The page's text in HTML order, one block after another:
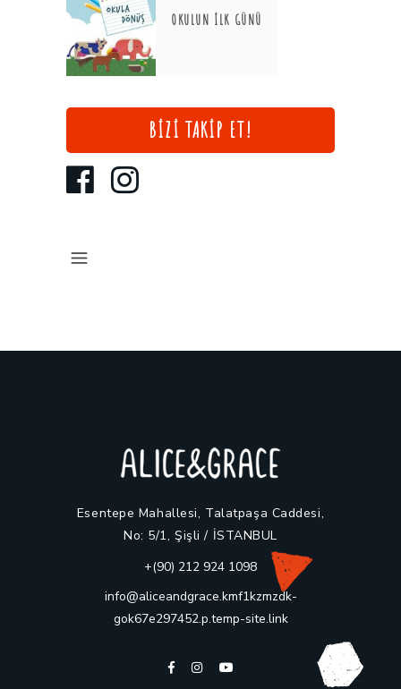
OKULUN İLK GÜNÜ
BİZİ TAKİP ET!
Esentepe Mahallesi, Talatpaşa Caddesi,
No: 5/1, Şişli / İSTANBUL
+(90) 212 924 1098
info@aliceandgrace.kmf1kzmzdk-
gok67e297452.p.temp-site.link